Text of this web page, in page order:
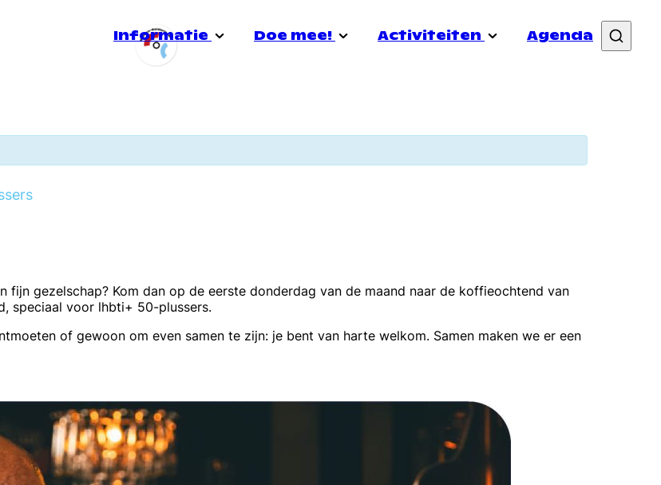
Informatie
Over ons Nieuws
Doe mee!
mee!
Vacatures Samenwerken
Activiteiten
Doetinchem Jong&out Transistor
Agenda
gezelschap? Kom dan op de eerste donderdag van de maand naar de koffieochtend van
speciaal voor lhbti+ 50-plussers.
of gewoon om even samen te zijn: je bent van harte welkom. Samen maken we er een